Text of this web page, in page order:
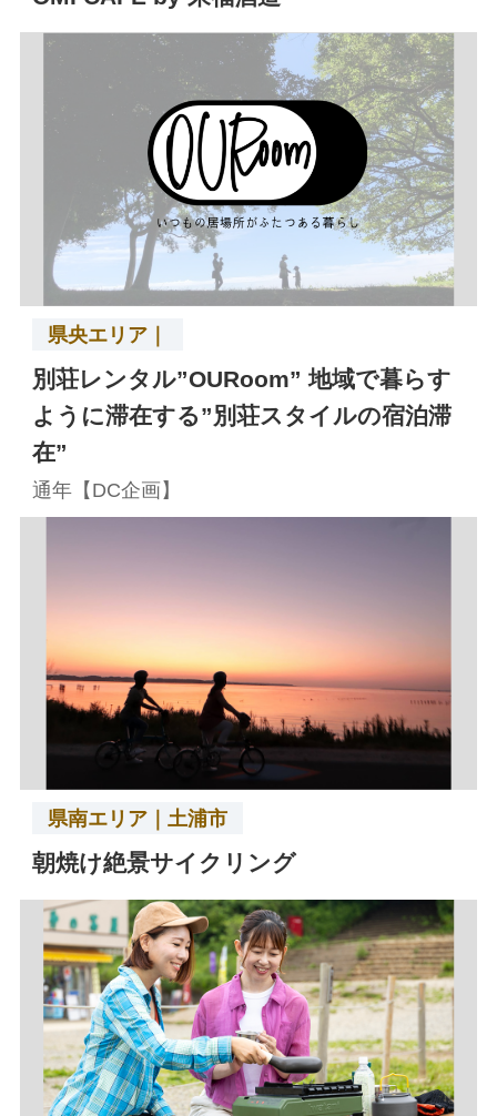
県央エリア｜
別荘レンタル”OURoom” 地域で暮らす
ように滞在する”別荘スタイルの宿泊滞
在”
通年【DC企画】
県南エリア｜土浦市
朝焼け絶景サイクリング